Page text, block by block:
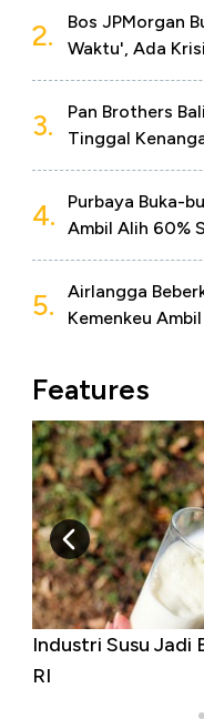
2.
Bos JPMorgan
Waktu', Ada
3.
Pan Brothers
Tinggal
4.
Purbaya Buka-
Ambil Alih 60%
5.
Airlangga
Kemenkeu
Features
5 Raja Ekonomi
Ada Jawa!